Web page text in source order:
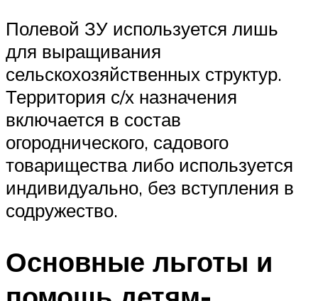
Полевой ЗУ используется лишь
для выращивания
сельскохозяйственных структур.
Территория с/х назначения
включается в состав
огороднического, садового
товарищества либо используется
индивидуально, без вступления в
содружество.
Основные льготы и